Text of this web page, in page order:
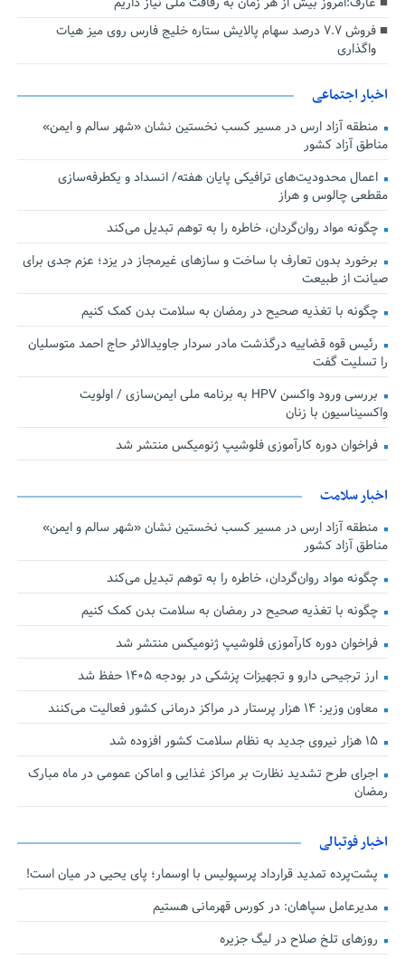
فروش ۷.۷ درصد سهام پالایش ستاره خلیج فارس روی میز هیات
واگذاری
اخبار اجتماعی
منطقه آزاد ارس در مسیر کسب نخستین نشان «شهر سالم و ایمن»
مناطق آزاد کشور
اعمال محدودیت‌های ترافیکی پایان هفته/ انسداد و یکطرفه‌سازی
مقطعی چالوس و هراز
چگونه مواد روان‌گردان، خاطره را به توهم تبدیل می‌کند
برخورد بدون تعارف با ساخت‌ و سازهای غیرمجاز در یزد؛ عزم جدی برای
صیانت از طبیعت
چگونه با تغذیه صحیح در رمضان به سلامت بدن کمک کنیم
رئیس قوه قضاییه درگذشت مادر سردار جاویدالاثر حاج احمد متوسلیان
را تسلیت گفت
بررسی ورود واکسن HPV به برنامه ملی ایمن‌سازی / اولویت
واکسیناسیون با زنان
فراخوان دوره کارآموزی فلوشیپ ژنومیکس منتشر شد
اخبار سلامت
منطقه آزاد ارس در مسیر کسب نخستین نشان «شهر سالم و ایمن»
مناطق آزاد کشور
چگونه مواد روان‌گردان، خاطره را به توهم تبدیل می‌کند
چگونه با تغذیه صحیح در رمضان به سلامت بدن کمک کنیم
فراخوان دوره کارآموزی فلوشیپ ژنومیکس منتشر شد
ارز ترجیحی دارو و تجهیزات پزشکی در بودجه ۱۴۰۵ حفظ شد
معاون وزیر: ۱۴ هزار پرستار در مراکز درمانی کشور فعالیت می‌کنند
۱۵ هزار نیروی جدید به نظام سلامت کشور افزوده شد
اجرای طرح تشدید نظارت بر مراکز غذایی و اماکن عمومی در ماه مبارک
رمضان
اخبار فوتبالی
پشت‌پرده تمدید قرارداد پرسپولیس با اوسمار؛ پای یحیی در میان است!
مدیرعامل سپاهان: در کورس قهرمانی هستیم
روزهای تلخ صلاح در لیگ جزیره